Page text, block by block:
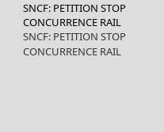
SNCF: PETITION STOP
CONCURRENCE RAIL
SNCF: PETITION STOP
CONCURRENCE RAIL